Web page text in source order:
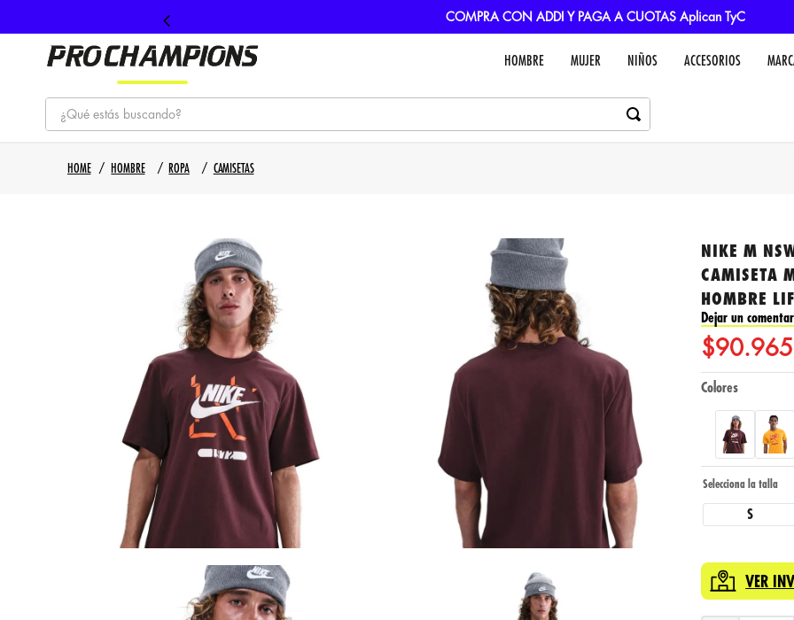
COMPRA CON ADDI Y PAGA A CUOTAS Aplican TyC
HOMBRE MUJER NIÑOS ACCESORIOS
¿Qué estás buscando?
1. tenis
HOMBRE ROPA CAMISETAS
NIKE M
CAMISETA
HOMBRE
Dejar un
$90.965
Colores
S
VER